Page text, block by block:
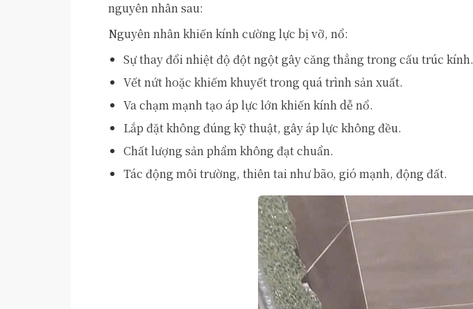
nguyên nhân sau:
Nguyên nhân khiến kính cường lực bị vỡ, nổ:
Sự thay đổi nhiệt độ đột ngột gây căng thẳng trong cấu trúc kính.
Vết nứt hoặc khiếm khuyết trong quá trình sản xuất.
Va chạm mạnh tạo áp lực lớn khiến kính dễ nổ.
Lắp đặt không đúng kỹ thuật, gây áp lực không đều.
Chất lượng sản phẩm không đạt chuẩn.
Tác động môi trường, thiên tai như bão, gió mạnh, động đất.